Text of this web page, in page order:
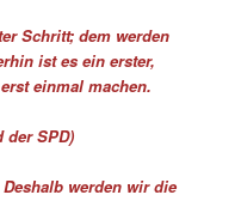
Schritt; dem werden
ist es ein erster,
einmal machen.
der SPD)
werden wir die